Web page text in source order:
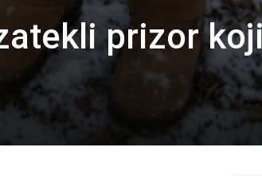
prizor koji